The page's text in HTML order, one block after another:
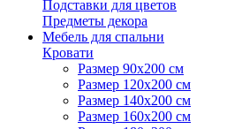
Подставки для цветов
Предметы декора
Мебель для спальни
Кровати
Размер 90х200 см
Размер 120х200 см
Размер 140х200 см
Размер 160х200 см